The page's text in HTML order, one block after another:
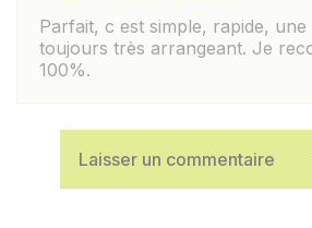
Parfait, c est simple, rapide,
toujours très arrangeant. Je
100%.
Laisser un commentaire